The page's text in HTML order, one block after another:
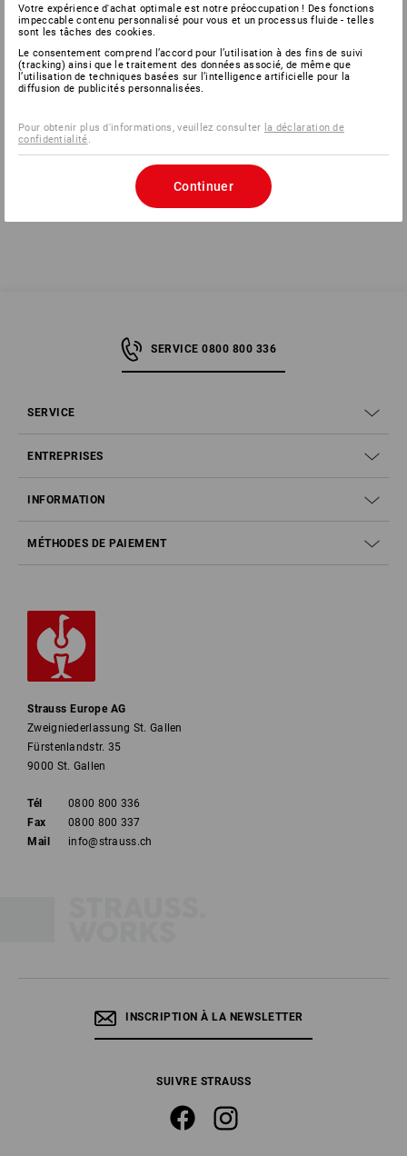
2+18,0Vperceuse-viss.
multi.sans fil M
modèles
à p. de
CHF 492.58
à p. de
CHF 390.89
percuss. sur batterie L
5 modèles
à p. de
CHF 459.34
à p. de
CHF 356.89
Vous avez déjà consulté 6 articles sur un total de 6 articles.
SERVICE 0800 800 336
SERVICE
ENTREPRISES
INFORMATION
MÉTHODES DE PAIEMENT
Strauss Europe AG
Zweigniederlassung St. Gallen
Fürstenlandstr. 35
9000 St. Gallen
Tél
0800 800 336
Fax
0800 800 337
Mail
info@strauss.ch
INSCRIPTION À LA NEWSLETTER
SUIVRE STRAUSS
Votre expérience d'achat optimale est notre préoccupation ! Des fonctions
impeccable contenu personnalisé pour vous et un processus fluide - telles
sont les tâches des cookies.
Le consentement comprend l’accord pour l’utilisation à des fins de suivi
(tracking) ainsi que le traitement des données associé, de même que
l’utilisation de techniques basées sur l’intelligence artificielle pour la
diffusion de publicités personnalisées.
Pour obtenir plus d'informations, veuillez consulter la déclaration de
confidentialité
Continuer